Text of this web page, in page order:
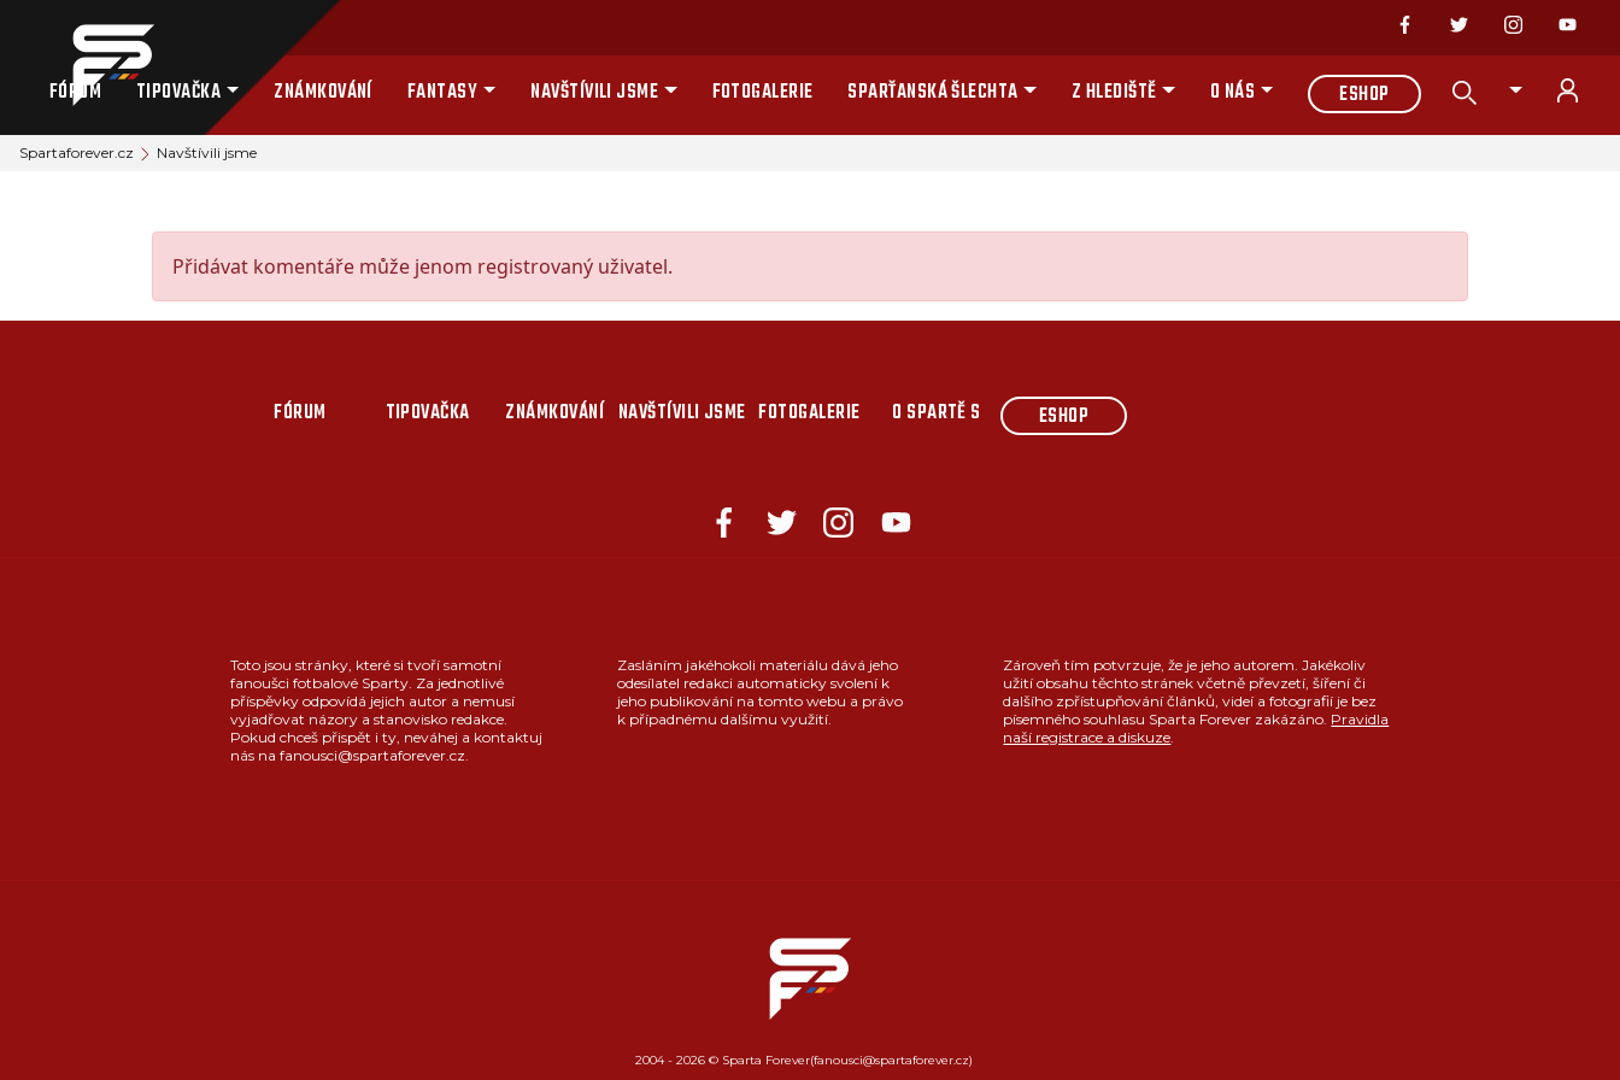
FÓRUM TIPOVAČKA ZNÁMKOVÁNÍ FANTASY NAVŠTÍVILI JSME FOTOGALERIE SPARŤANSKÁ ŠLECHTA Z HLEDIŠTĚ O NÁS ESHOP
Spartaforever.cz Navštívili jsme
Přidávat komentáře může jenom registrovaný uživatel.
FÓRUM TIPOVAČKA ZNÁMKOVÁNÍ NAVŠTÍVILI JSME FOTOGALERIE O SPARTĚ S ESHOP
Toto jsou stránky, které si tvoří samotní
fanoušci fotbalové Sparty. Za jednotlivé
příspěvky odpovídá jejich autor a nemusí
vyjadřovat názory a stanovisko redakce.
Pokud chceš přispět i ty, neváhej a kontaktuj
nás na fanousci@spartaforever.cz.
Zasláním jakéhokoli materiálu dává jeho
odesílatel redakci automaticky svolení k
jeho publikování na tomto webu a právo
k případnému dalšímu využití.
Zároveň tím potvrzuje, že je jeho autorem. Jakékoliv
užití obsahu těchto stránek včetně převzetí, šíření či
dalšího zpřístupňování článků, videí a fotografií je bez
písemného souhlasu Sparta Forever zakázáno. Pravidla
naší registrace a diskuze.
2004 - 2026 © Sparta Forever(fanousci@spartaforever.cz)